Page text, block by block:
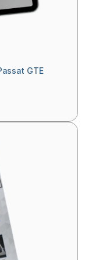
GTE